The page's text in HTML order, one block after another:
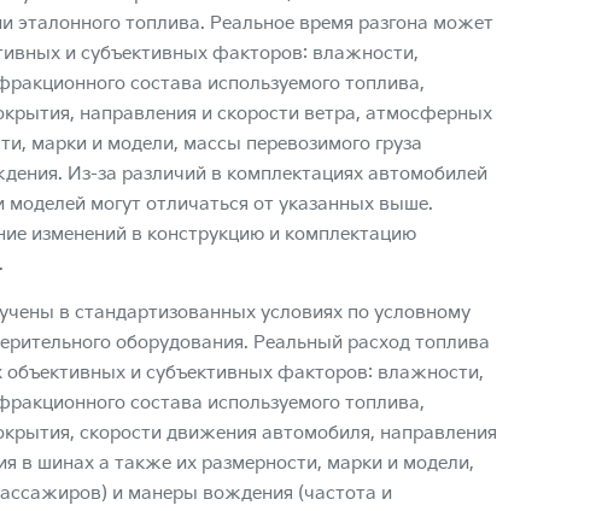
эталонного топлива. Реальное время разгона может
и субъективных факторов: влажности,
состава используемого топлива,
направления и скорости ветра, атмосферных
марки и модели, массы перевозимого груза
Из-за различий в комплектациях автомобилей
могут отличаться от указанных выше.
изменений в конструкцию и комплектацию
в стандартизованных условиях по условному
оборудования. Реальный расход топлива
и субъективных факторов: влажности,
состава используемого топлива,
скорости движения автомобиля, направления
в шинах а также их размерности, марки и модели,
и манеры вождения (частота и